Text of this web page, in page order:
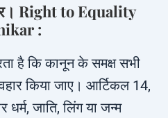
Right to Equality
:
है कि कानून के समक्ष सभी
किया जाए। आर्टिकल 14,
जाति, लिंग या जन्म